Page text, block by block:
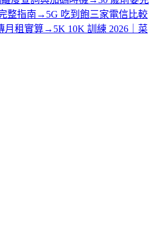
整指南 → 5G 吃到飽三家電信比較
月租實算→ 5K 10K 訓練 2026｜菜